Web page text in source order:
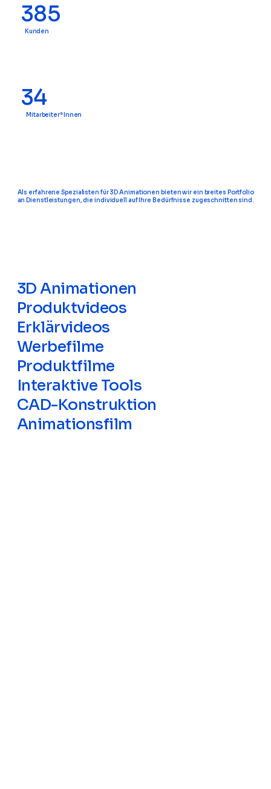
385
Kunden
34
Mitarbeiter*Innen
3D Animationen
Produktvideos
Erklärvideos
Werbefilme
Produktfilme
Interaktive Tools
CAD-Konstruktion
Animationsfilm
Als erfahrene Spezialisten für 3D Animationen bieten wir ein breites Portfolio
an Dienstleistungen, die individuell auf Ihre Bedürfnisse zugeschnitten sind.